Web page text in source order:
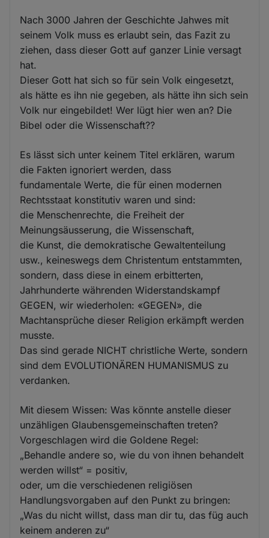
Nach 3000 Jahren der Geschichte Jahwes mit
seinem Volk muss es erlaubt sein, das Fazit zu
ziehen, dass dieser Gott auf ganzer Linie versagt
hat.
Dieser Gott hat sich so für sein Volk eingesetzt,
als hätte es ihn nie gegeben, als hätte ihn sich sein
Volk nur eingebildet! Wer lügt hier wen an? Die
Bibel oder die Wissenschaft??
Es lässt sich unter keinem Titel erklären, warum
die Fakten ignoriert werden, dass
fundamentale Werte, die für einen modernen
Rechtsstaat konstitutiv waren und sind:
die Menschenrechte, die Freiheit der
Meinungsäusserung, die Wissenschaft,
die Kunst, die demokratische Gewaltenteilung
usw., keineswegs dem Christentum entstammten,
sondern, dass diese in einem erbitterten,
Jahrhunderte währenden Widerstandskampf
GEGEN, wir wiederholen: «GEGEN», die
Machtansprüche dieser Religion erkämpft werden
musste.
Das sind gerade NICHT christliche Werte, sondern
sind dem EVOLUTIONÄREN HUMANISMUS zu
verdanken.
Mit diesem Wissen: Was könnte anstelle dieser
unzähligen Glaubensgemeinschaften treten?
Vorgeschlagen wird die Goldene Regel:
„Behandle andere so, wie du von ihnen behandelt
werden willst“ = positiv,
oder, um die verschiedenen religiösen
Handlungsvorgaben auf den Punkt zu bringen:
„Was du nicht willst, dass man dir tu, das füg auch
keinem anderen zu“